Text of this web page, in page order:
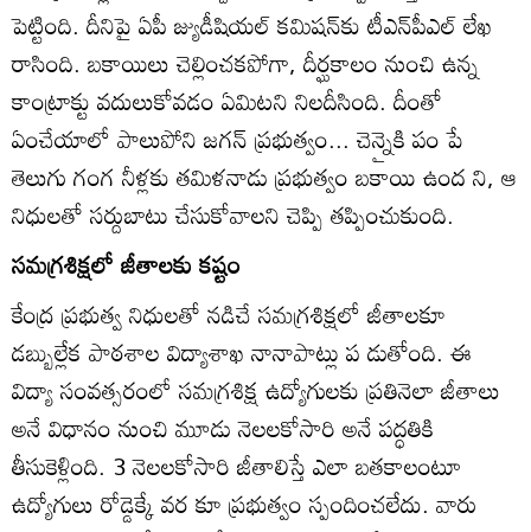
పెట్టింది. దీనిపై ఏపీ జ్యుడీషియల్‌ కమిషన్‌కు టీఎన్‌పీఎల్‌ లేఖ
రాసింది. బకాయిలు చెల్లించకపోగా, దీర్ఘకాలం నుంచి ఉన్న
కాంట్రాక్టు వదులుకోవడం ఏమిటని నిలదీసింది. దీంతో
ఏంచేయాలో పాలుపోని జగన్‌ ప్రభుత్వం... చెన్నైకి పం పే
తెలుగు గంగ నీళ్లకు తమిళనాడు ప్రభుత్వం బకాయి ఉంద ని, ఆ
నిధులతో సర్దుబాటు చేసుకోవాలని చెప్పి తప్పించుకుంది.
సమగ్రశిక్షలో జీతాలకు కష్టం
కేంద్ర ప్రభుత్వ నిధులతో నడిచే సమగ్రశిక్షలో జీతాలకూ
డబ్బుల్లేక పాఠశాల విద్యాశాఖ నానాపాట్లు ప డుతోంది. ఈ
విద్యా సంవత్సరంలో సమగ్రశిక్ష ఉద్యోగులకు ప్రతినెలా జీతాలు
అనే విధానం నుంచి మూడు నెలలకోసారి అనే పద్ధతికి
తీసుకెళ్లింది. 3 నెలలకోసారి జీతాలిస్తే ఎలా బతకాలంటూ
ఉద్యోగులు రోడ్డెక్కే వర కూ ప్రభుత్వం స్పందించలేదు. వారు